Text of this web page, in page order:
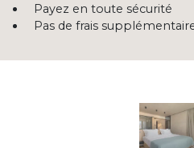
Payez en toute sécurité
Pas de frais